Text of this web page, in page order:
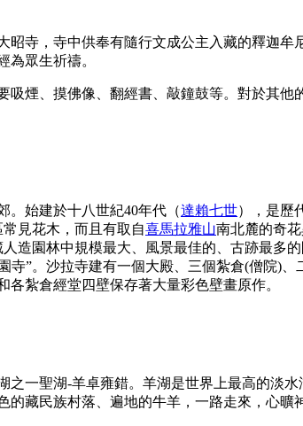
寺，寺中供奉有隨行文成公主入藏的釋迦牟
為眾生祈禱。
煙、摸佛像、翻經書、敲鐘鼓等。對於其
。始建於十八世紀40年代（達賴七世），是歷
見花木，而且有取自喜馬拉雅山南北麓的奇
造園林中規模最大、風景最佳的、古跡最
寺”。沙拉寺建有一個大殿、三個紮倉(僧院)
紮倉經堂四壁保存著大量彩色壁畫原作。
一聖湖-羊卓雍錯。羊湖是世界上最高的淡
藏民族村落、遍地的牛羊，一路走來，心曠